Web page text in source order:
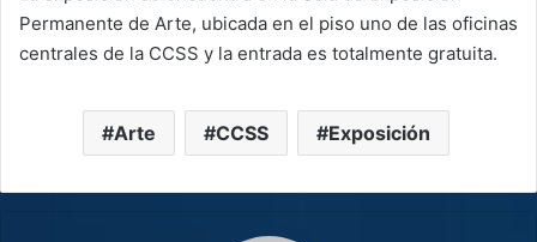
Permanente de Arte, ubicada en el piso uno de las oficinas
centrales de la CCSS y la entrada es totalmente gratuita.
Arte CCSS Exposición